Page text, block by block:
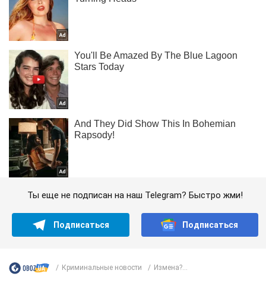
Ты еще не подписан на наш Telegram? Быстро жми!
Подписаться Подписаться
Криминальные новости Измена?...